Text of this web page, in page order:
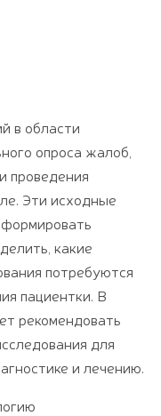
в области
опроса жалоб,
проведения
Эти исходные
какие
потребуются
пациентки. В
рекомендовать
для
и лечению.